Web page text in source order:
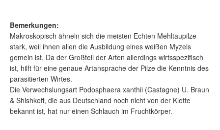
Bemerkungen:
Makroskopisch ähneln sich die meisten Echten Mehltaupilze
stark, weil ihnen allen die Ausbildung eines weißen Myzels
gemein ist. Da der Großteil der Arten allerdings wirtsspezifisch
ist, hilft für eine genaue Artansprache der Pilze die Kenntnis des
parasitierten Wirtes.
Die Verwechslungsart Podosphaera xanthii (Castagne) U. Braun
& Shishkoff, die aus Deutschland noch nicht von der Klette
bekannt ist, hat nur einen Schlauch im Fruchtkörper.